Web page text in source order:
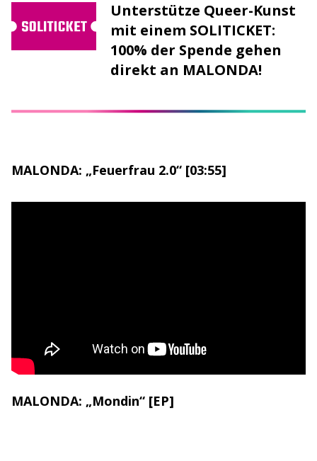
Unterstütze Queer-Kunst
mit einem SOLITICKET:
100% der Spende gehen
direkt an MALONDA!
MALONDA: „Feuerfrau 2.0“ [03:55]
MALONDA: „Mondin“ [EP]